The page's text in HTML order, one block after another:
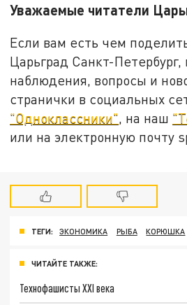
Уважаемые читатели
Если вам есть чем
Царьград Санкт-
наблюдения, вопросы и
странички в социальных
"Одноклассники", на наш
или на электронную почту
ТЕГИ: ЭКОНОМИКА РЫБА КОРЮШКА
ЧИТАЙТЕ ТАКЖЕ:
Технофашисты XXI века